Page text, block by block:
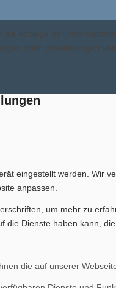
die Anzeige der
oder Erweiterungen
eingestellt werden. Wir
anpassen.
um mehr zu
die Dienste haben kann,
die auf unserer